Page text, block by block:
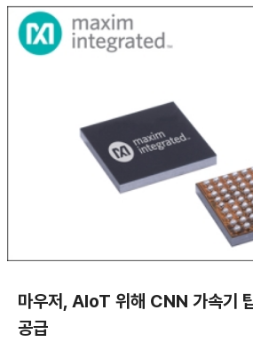
마우저, AIoT 위해 CNN 가속기
공급